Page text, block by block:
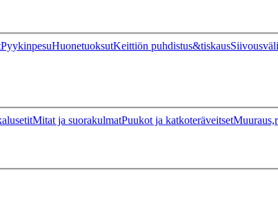
PyykinpesuHuonetuoksutKeittiön puhdistus&tiskaus
Mitat ja suorakulmatPuukot ja katkoteräveitset